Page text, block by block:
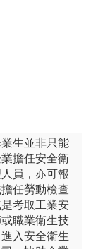
生並非只能
擔任安全衛
員，亦可報
任勞動檢查
是考取工業安
職業衛生技
入安全衛生